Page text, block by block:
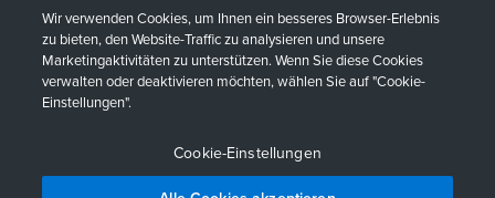
Rückgabebedingungen
DeutschFrançaisEspañol日本語
Wir verwenden Cookies, um Ihnen ein besseres Browser-Erlebnis
zu bieten, den Website-Traffic zu analysieren und unsere
Marketingaktivitäten zu unterstützen. Wenn Sie diese Cookies
verwalten oder deaktivieren möchten, wählen Sie auf "Cookie-
Einstellungen".
Cookie-Einstellungen